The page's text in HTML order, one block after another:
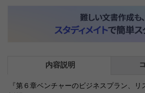
内容説明
『第６章ベンチャーのビジネスプラン、